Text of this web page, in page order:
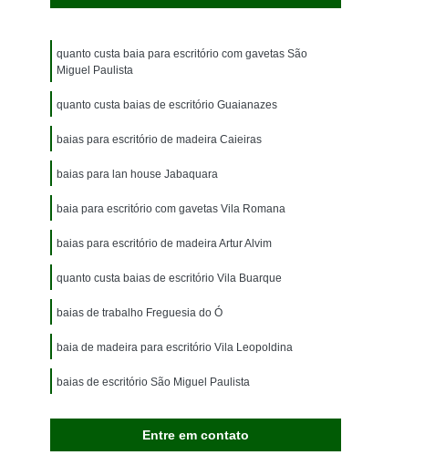
quanto custa baia para escritório com gavetas São
Miguel Paulista
quanto custa baias de escritório Guaianazes
baias para escritório de madeira Caieiras
baias para lan house Jabaquara
baia para escritório com gavetas Vila Romana
baias para escritório de madeira Artur Alvim
quanto custa baias de escritório Vila Buarque
baias de trabalho Freguesia do Ó
baia de madeira para escritório Vila Leopoldina
baias de escritório São Miguel Paulista
Entre em contato